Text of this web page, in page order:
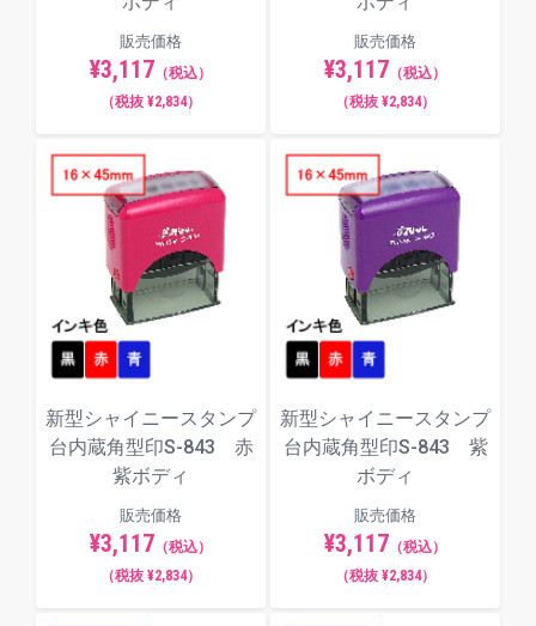
販売価格
¥3,117 （税込）
（税抜 ¥2,834）
販売価格
¥3,117 （税込）
（税抜 ¥2,834）
新型シャイニースタンプ
台内蔵角型印S-843 赤
紫ボディ
販売価格
¥3,117 （税込）
（税抜 ¥2,834）
新型シャイニースタンプ
台内蔵角型印S-843 紫
ボディ
販売価格
¥3,117 （税込）
（税抜 ¥2,834）